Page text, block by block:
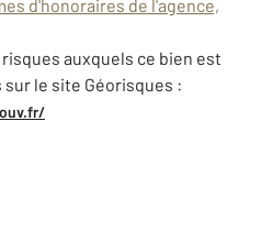
d'honoraires de l'agence,
auxquels ce bien est
le site Géorisques :